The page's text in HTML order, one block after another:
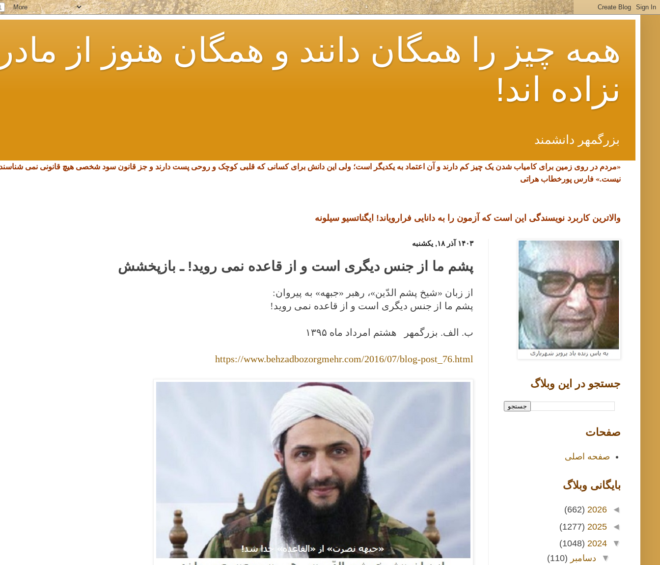
همه چیز را همگان دانند و همگان هنوز از
نزاده اند!
بزرگمهر دانشمند
«مردم در روی زمین برای کامیاب شدن یک چیز کم دارند و آن اعتماد به یکدیگر است؛ ولی این دانش برای کسانی که قلبی کوچک و روحی پست دارند و جز قانون سود شخصی هیچ قانونی نمی
نیست.» فارس پورخطاب هراتی
والاترین کاربرد نویسندگی این است که آزمون را به دانایی فرارویاند! ایگناتسیو سیلونه
۱۴۰۳ آذر ۱۸, یکشنبه
پشم ما از جنس دیگری است و از قاعده نمی روید! ـ بازپخشش
از زبان «شیخ پشم الدّین»، رهبر «جبهه» به پیروان:
پشم ما از جنس دیگری است و از قاعده نمی روید!
ب. الف. بزرگمهر هشتم امرداد ماه ۱۳۹۵
https://www.behzadbozorgmehr.com/2016/07/blog-post_76.html
جستجو در اين وبلاگ
صفحات
صفحه اصلی
بايگانی وبلاگ
◄
2026
(662)
◄
2025
(1277)
▼
2024
(1048)
▼ دسامبر (110)